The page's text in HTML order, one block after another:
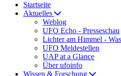
Startseite
Aktuelles
Weblog
UFO Echo - Presseschau
Lichter am Himmel -
UFO Meldestellen
UAP at a Glance
Über ufoinfo
Wissen & Forschung